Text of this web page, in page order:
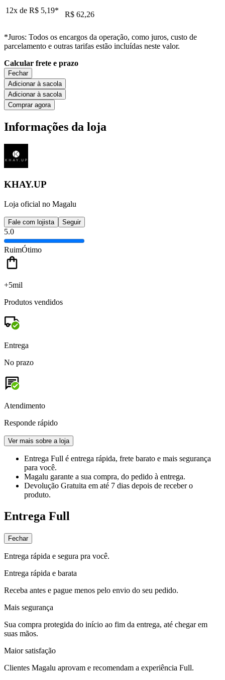
12x de R$ 5,19* R$ 62,26
*Juros: Todos os encargos da operação, como juros, custo de
parcelamento e outras tarifas estão incluídas neste valor.
Calcular frete e prazo
Fechar
Adicionar à sacola
Adicionar à sacola
Comprar agora
Informações da loja
KHAY.UP
Loja oficial no Magalu
Fale com lojista Seguir
5.0
RuimÓtimo
+5mil
Produtos vendidos
Entrega
No prazo
Atendimento
Responde rápido
Ver mais sobre a loja
Entrega Full é entrega rápida, frete barato e mais segurança
para você.
Magalu garante a sua compra, do pedido à entrega.
Devolução Gratuita em até 7 dias depois de receber o
produto.
Entrega Full
Fechar
Entrega rápida e segura pra você.
Entrega rápida e barata
Receba antes e pague menos pelo envio do seu pedido.
Mais segurança
Sua compra protegida do início ao fim da entrega, até chegar em
suas mãos.
Maior satisfação
Clientes Magalu aprovam e recomendam a experiência Full.